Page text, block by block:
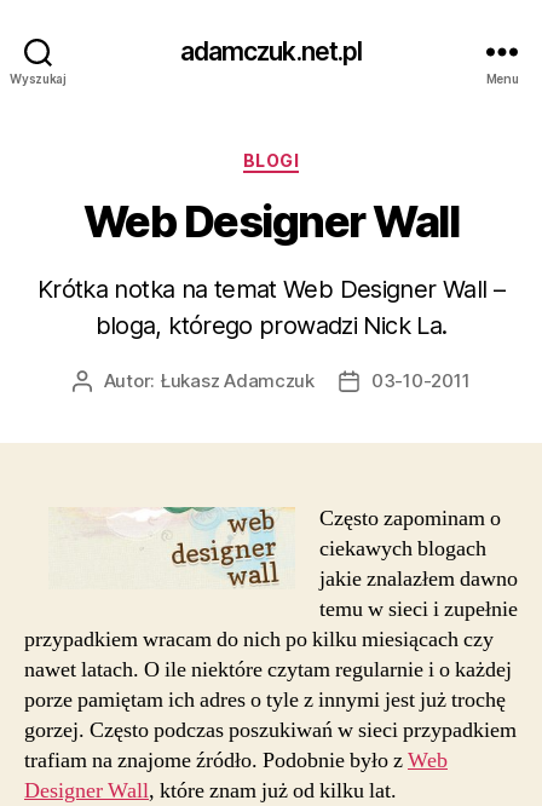
Wyszukaj
adamczuk.net.pl
Menu
Kategorie
BLOGI
Web Designer Wall
Krótka notka na temat Web Designer Wall –
bloga, którego prowadzi Nick La.
AutorAutor: Łukasz Adamczuk
Data03-10-2011
Często zapominam o
ciekawych blogach
jakie znalazłem dawno
temu w sieci i zupełnie
przypadkiem wracam do nich po kilku miesiącach czy
nawet latach. O ile niektóre czytam regularnie i o każdej
porze pamiętam ich adres o tyle z innymi jest już trochę
gorzej. Często podczas poszukiwań w sieci przypadkiem
trafiam na znajome źródło. Podobnie było zWeb
Designer Wall, które znam już od kilku lat.